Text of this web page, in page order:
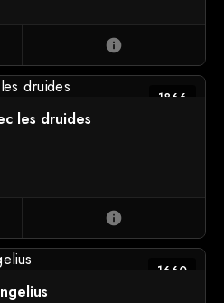
info
1866
les druides
info
1660